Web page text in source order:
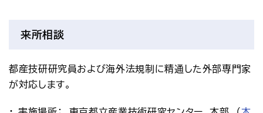
来所相談
都産技研研究員および海外法規制に精通した外部専門家
が対応します。